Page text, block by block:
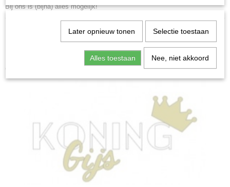
Bij ons is (bijna) alles mogelijk!
Later opnieuw tonen Selectie toestaan
Alles toestaan Nee, niet akkoord